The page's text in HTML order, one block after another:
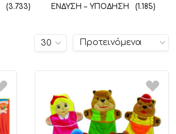
(3.733) ΈΝΔΥΣΗ – ΥΠΌΔΗΣΗ
(1.185)